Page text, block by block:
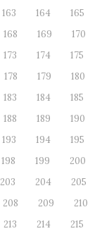
163 164 165
168 169 170
173 174 175
178 179 180
183 184 185
188 189 190
193 194 195
198 199 200
203 204 205
208 209 210
213 214 215